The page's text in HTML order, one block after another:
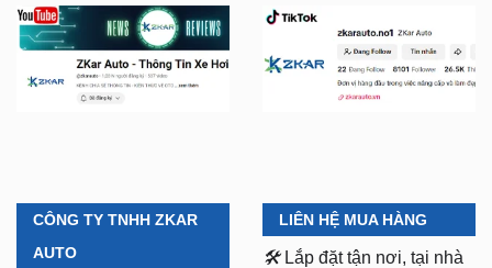
CÔNG TY TNHH ZKAR
AUTO
LIÊN HỆ MUA HÀNG
🛠️ Lắp đặt tận nơi, tại nhà